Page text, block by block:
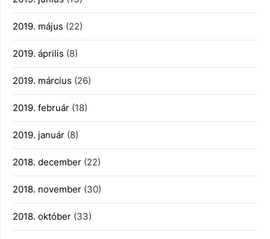
2019. május (22)
2019. április (8)
2019. március (26)
2019. február (18)
2019. január (8)
2018. december (22)
2018. november (30)
2018. október (33)